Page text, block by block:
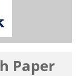
Paper